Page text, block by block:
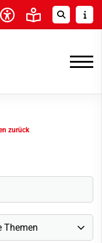
zurück